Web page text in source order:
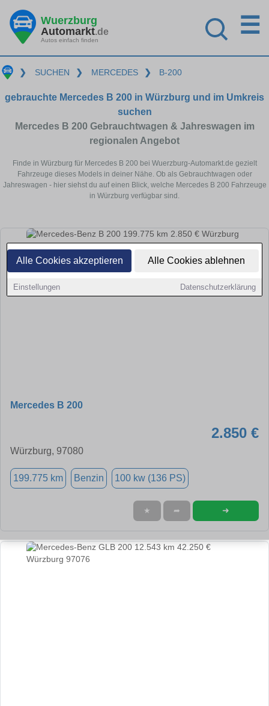
Alle Cookies akzeptieren Alle Cookies ablehnen
Einstellungen Datenschutzerklärung
Wuerzburg
Automarkt.de
Autos einfach finden
☰
❯ SUCHEN ❯ MERCEDES ❯ B-200
gebrauchte Mercedes B 200 in Würzburg und im Umkreis
suchen
Mercedes B 200 Gebrauchtwagen & Jahreswagen im
regionalen Angebot
Finde in Würzburg für Mercedes B 200 bei Wuerzburg-Automarkt.de gezielt
Fahrzeuge dieses Models in deiner Nähe. Ob als Gebrauchtwagen oder
Jahreswagen - hier siehst du auf einen Blick, welche Mercedes B 200 Fahrzeuge
in Würzburg verfügbar sind.
Mercedes B 200
2.850 €
Würzburg, 97080
199.775 km Benzin 100 kw (136 PS)
★ ➦ ➜